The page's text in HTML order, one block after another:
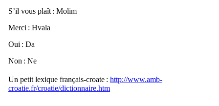
S’il vous plaît : Molim
Merci : Hvala
Oui : Da
Non : Ne
Un petit lexique français-croate : http://www.amb-
croatie.fr/croatie/dictionnaire.htm